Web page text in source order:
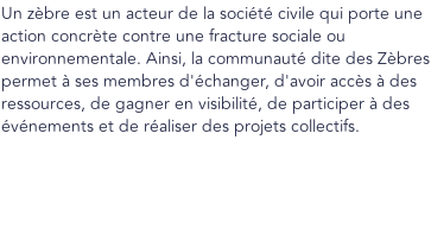
Un zèbre est un acteur de la société civile qui porte une
action concrète contre une fracture sociale ou
environnementale. Ainsi, la communauté dite des Zèbres
permet à ses membres d'échanger, d'avoir accès à des
ressources, de gagner en visibilité, de participer à des
événements et de réaliser des projets collectifs.